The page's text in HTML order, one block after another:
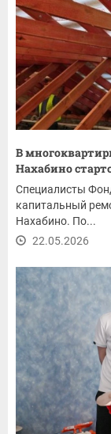
В
Нахабино
Специалисты
капитальный
Нахабино. По...
22.05.2026